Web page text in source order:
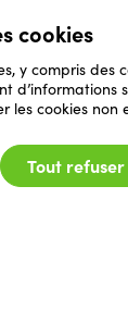
cookies
y compris
les cookies
Tout refuser